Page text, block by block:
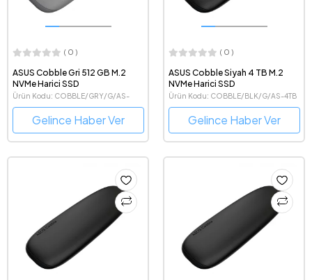
( 0 )
ASUS Cobble Gri 512 GB M.2
NVMe Harici SSD
Ürün Kodu: COBBLE/GRY/G/AS-
512GB
Gelince Haber Ver
( 0 )
ASUS Cobble Siyah 4 TB M.2
NVMe Harici SSD
Ürün Kodu: COBBLE/BLK/G/AS-4TB
Gelince Haber Ver